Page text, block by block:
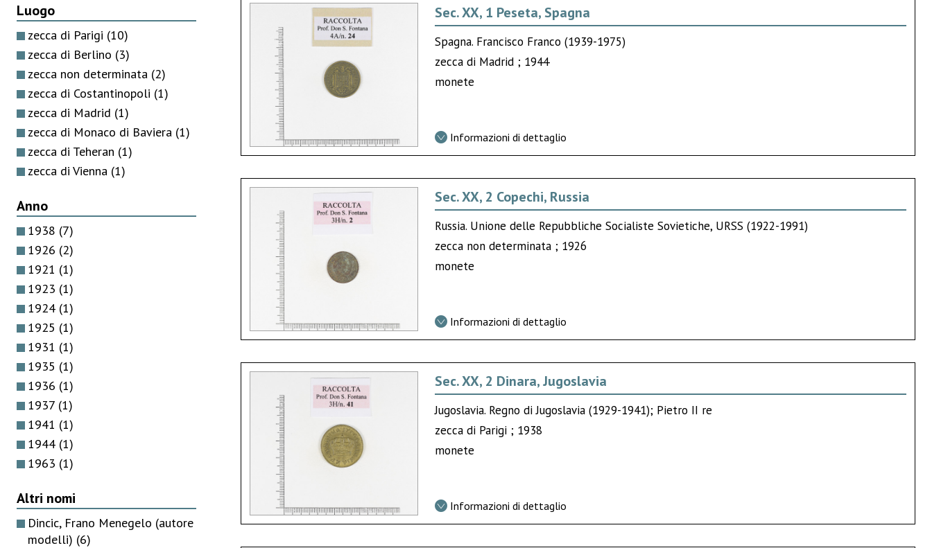
Luogo
zecca di Parigi (10)
zecca di Berlino (3)
zecca non determinata (2)
zecca di Costantinopoli (1)
zecca di Madrid (1)
zecca di Monaco di Baviera (1)
zecca di Teheran (1)
zecca di Vienna (1)
Anno
1938 (7)
1926 (2)
1921 (1)
1923 (1)
1924 (1)
1925 (1)
1931 (1)
1935 (1)
1936 (1)
1937 (1)
1941 (1)
1944 (1)
1963 (1)
Altri nomi
Dincic, Frano Menegelo (autore
modelli) (6)
Sec. XX, 1 Peseta, Spagna
Spagna. Francisco Franco (1939-1975)
zecca di Madrid ; 1944
monete
Informazioni di dettaglio
Sec. XX, 2 Copechi, Russia
Russia. Unione delle Repubbliche Socialiste Sovietiche, URSS (1922-1991)
zecca non determinata ; 1926
monete
Informazioni di dettaglio
Sec. XX, 2 Dinara, Jugoslavia
Jugoslavia. Regno di Jugoslavia (1929-1941); Pietro II re
zecca di Parigi ; 1938
monete
Informazioni di dettaglio